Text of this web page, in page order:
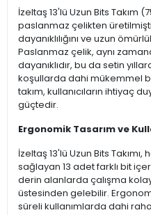
İzeltaş 13'lü Uzun Bits Takım
paslanmaz çelikten
dayanıklılığını ve uzun
Paslanmaz çelik, aynı
dayanıklıdır, bu da setin
koşullarda dahi mükemmel
takım, kullanıcıların ihtiyaç
güçtedir.
Ergonomik Tasarım ve
İzeltaş 13'lü Uzun Bits
sağlayan 13 adet farklı bit
derin alanlarda çalışma
üstesinden gelebilir.
süreli kullanımlarda dahi